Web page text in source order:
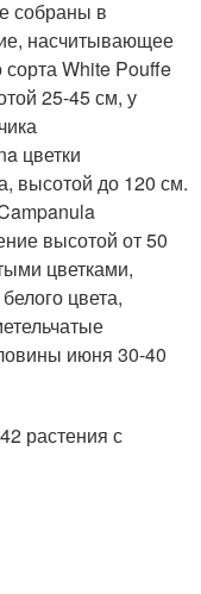
собраны в
насчитывающее
сорта White Pouffe
25-45 см, у
цветки
высотой до 120 см.
высотой от 50
цветками,
цвета,
июня 30-40